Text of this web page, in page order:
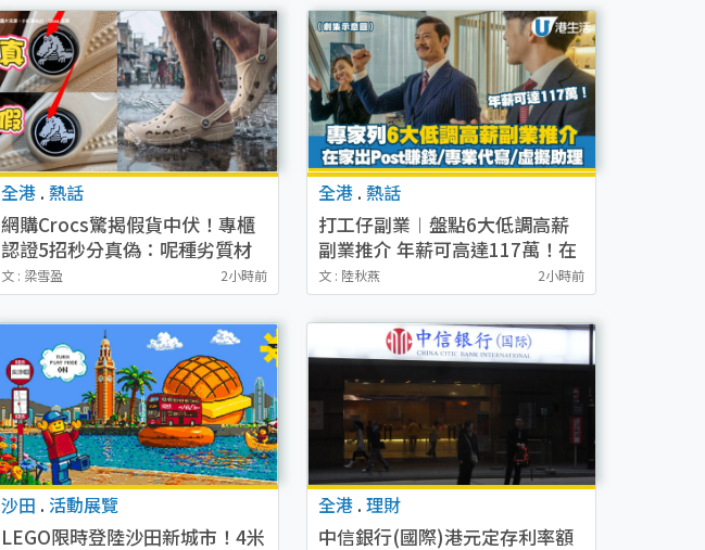
全港 . 熱話
網購Crocs驚揭假貨中伏！專櫃
認證5招秒分真偽：呢種劣質材
質一踩即裂
文 : 梁雪盈 2小時前
全港 .熱話
打工仔副業︱盤點6大低調高薪
副業推介 年薪可高達117萬！在
家出Post賺錢/專業代寫/虛擬助
理
文 : 陸秋燕 2小時前
沙田 . 活動展覽
LEGO限時登陸沙田新城市！4米
全港 .理財
中信銀行(國際)港元定存利率額